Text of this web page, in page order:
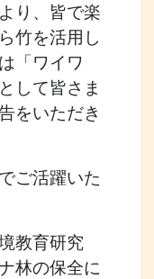
り、皆で楽
竹を活用し
「ワイワ
して皆さま
をいただき
ご活躍いた
教育研究
林の保全に